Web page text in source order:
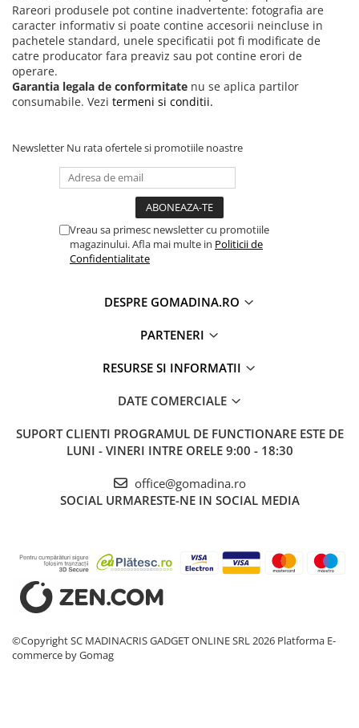
Rareori produsele pot contine inadvertente: fotografia are
caracter informativ si poate contine accesorii neincluse in
pachetele standard, unele specificatii pot fi modificate de
catre producator fara preaviz sau pot contine erori de
operare.
Garantia legala de conformitate nu se aplica partilor
consumabile. Vezi termeni si conditii.
Newsletter Nu rata ofertele si promotiile noastre
Vreau sa primesc newsletter cu promotiile
magazinului. Afla mai multe in Politicii de
Confidentialitate
DESPRE GOMADINA.RO
PARTENERI
RESURSE SI INFORMATII
DATE COMERCIALE
SUPORT CLIENTI PROGRAMUL DE FUNCTIONARE ESTE DE
LUNI - VINERI INTRE ORELE 9:00 - 18:30
office@gomadina.ro
SOCIAL URMARESTE-NE IN SOCIAL MEDIA
©Copyright SC MADINACRIS GADGET ONLINE SRL 2026 Platforma E-
commerce by Gomag